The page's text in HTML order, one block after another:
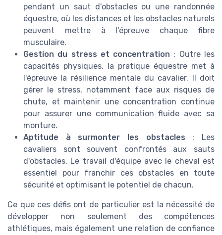
pendant un saut d'obstacles ou une randonnée
équestre, où les distances et les obstacles naturels
peuvent mettre à l'épreuve chaque fibre
musculaire.
Gestion du stress et concentration : Outre les
capacités physiques, la pratique équestre met à
l'épreuve la résilience mentale du cavalier. Il doit
gérer le stress, notamment face aux risques de
chute, et maintenir une concentration continue
pour assurer une communication fluide avec sa
monture.
Aptitude à surmonter les obstacles : Les
cavaliers sont souvent confrontés aux sauts
d'obstacles. Le travail d'équipe avec le cheval est
essentiel pour franchir ces obstacles en toute
sécurité et optimisant le potentiel de chacun.
Ce que ces défis ont de particulier est la nécessité de
développer non seulement des compétences
athlétiques, mais également une relation de confiance